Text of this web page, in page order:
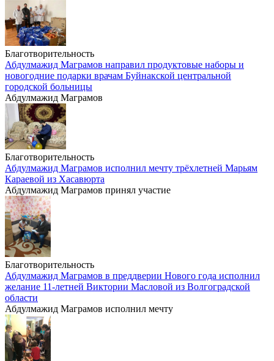
Благотворительность
Абдулмажид Маграмов направил продуктовые наборы и
новогодние подарки врачам Буйнакской центральной
городской больницы
Абдулмажид Маграмов
Благотворительность
Абдулмажид Маграмов исполнил мечту трёхлетней Марьям
Караевой из Хасавюрта
Абдулмажид Маграмов принял участие
Благотворительность
Абдулмажид Маграмов в преддверии Нового года исполнил
желание 11-летней Виктории Масловой из Волгоградской
области
Абдулмажид Маграмов исполнил мечту